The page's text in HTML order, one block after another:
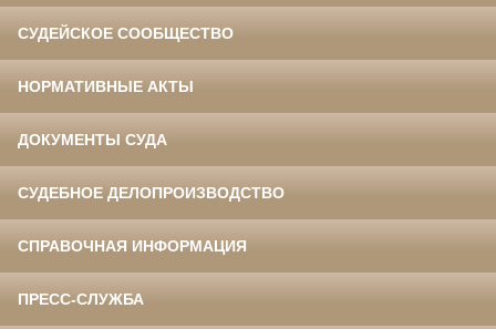
СУДЕЙСКОЕ СООБЩЕСТВО
НОРМАТИВНЫЕ АКТЫ
ДОКУМЕНТЫ СУДА
СУДЕБНОЕ ДЕЛОПРОИЗВОДСТВО
СПРАВОЧНАЯ ИНФОРМАЦИЯ
ПРЕСС-СЛУЖБА